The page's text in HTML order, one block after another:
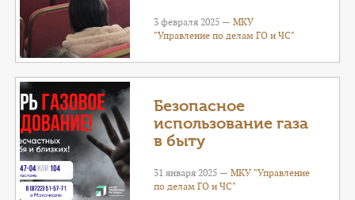
3 февраля 2025 —МКУ
"Управление по делам ГО и ЧС"
Безопасное
использование газа
в быту
31 января 2025 —МКУ "Управление
по делам ГО и ЧС"